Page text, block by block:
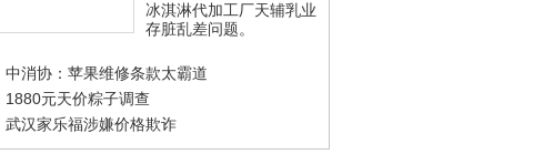
冰淇淋代加工厂天辅乳业
存脏乱差问题。
中消协：苹果维修条款太霸道
1880元天价粽子调查
武汉家乐福涉嫌价格欺诈